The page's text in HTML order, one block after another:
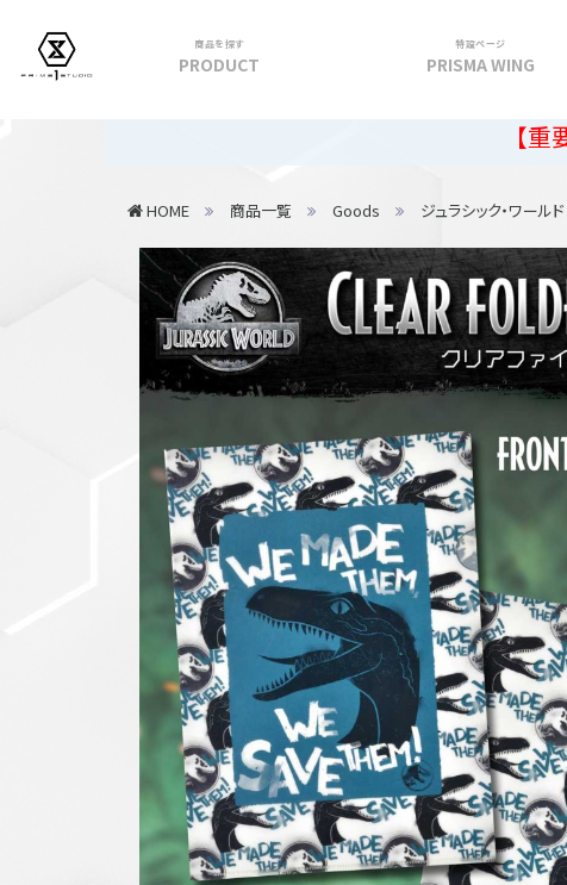
商品を探す
PRODUCT
PRIME 1 STATUE
PRIME COLLECTIBLE FIGURE
VIEW ALL...
VIEW ALL...
アクリルキーホルダー
特設ページ
PRISMA WING
【重要】2026年
HOME 商品一覧 Goods ジュラシック・ワールド